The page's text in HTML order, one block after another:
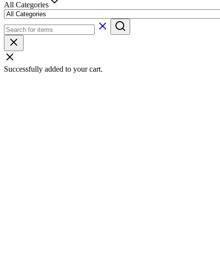
All Categories
Successfully added to your cart.